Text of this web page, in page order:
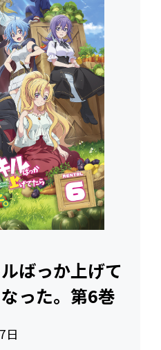
ばっか上げて
った。第6巻
日